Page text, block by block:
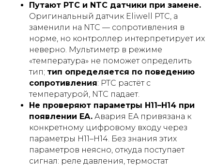
Путают PTC и NTC датчики при замене.
Оригинальный датчик Eliwell PTC, а
заменили на NTC — сопротивления в
норме, но контроллер интерпретирует их
неверно. Мультиметр в режиме
«температура» не поможет определить
тип; тип определяется по поведению
сопротивления: PTC растёт с
температурой, NTC падает.
Не проверяют параметры H11–H14 при
появлении EA. Авария EA привязана к
конкретному цифровому входу через
параметры H11–H14. Без знания этих
параметров неясно, откуда поступает
сигнал: реле давления, термостат